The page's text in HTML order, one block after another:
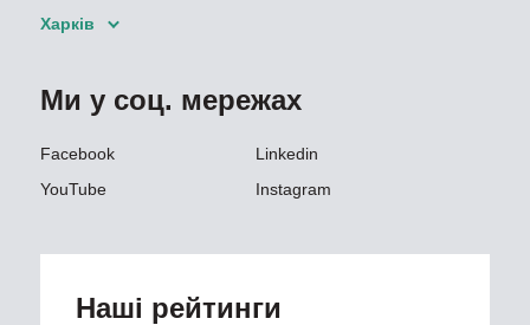
Харків
Ми у соц. мережах
Facebook
Linkedin
YouTube
Instagram
Наші рейтинги